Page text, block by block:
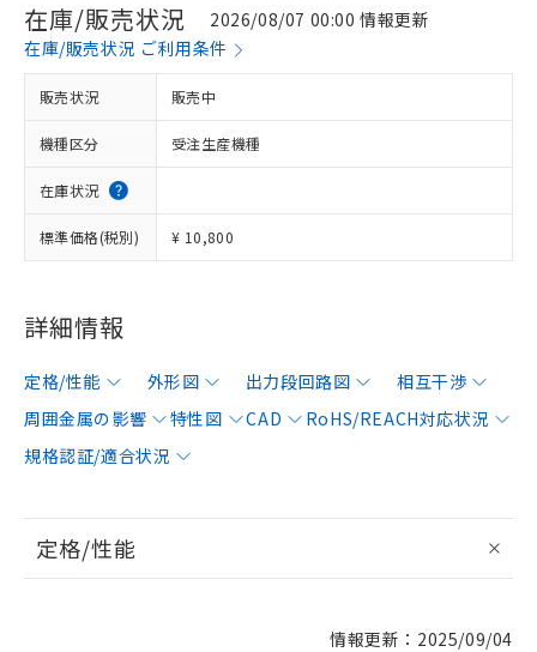
在庫/販売状況
2026/08/07 00:00 情報更新
在庫/販売状況 ご利用条件
販売状況 販売中
機種区分 受注生産機種
在庫状況
標準価格(税別) ¥ 10,800
詳細情報
定格/性能 外形図 出力段回路図
相互干渉
周囲金属の影響
特性図 CAD
RoHS/REACH対応状況
規格認証/適合状況
定格/性能
情報更新：2025/09/04